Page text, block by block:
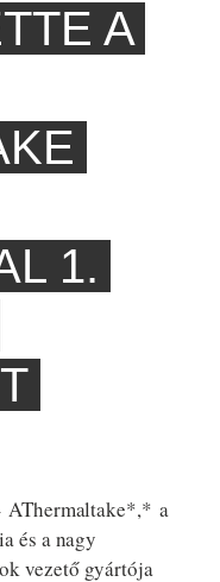
A
1.
AThermaltake*,* a
és a nagy
vezető gyártója